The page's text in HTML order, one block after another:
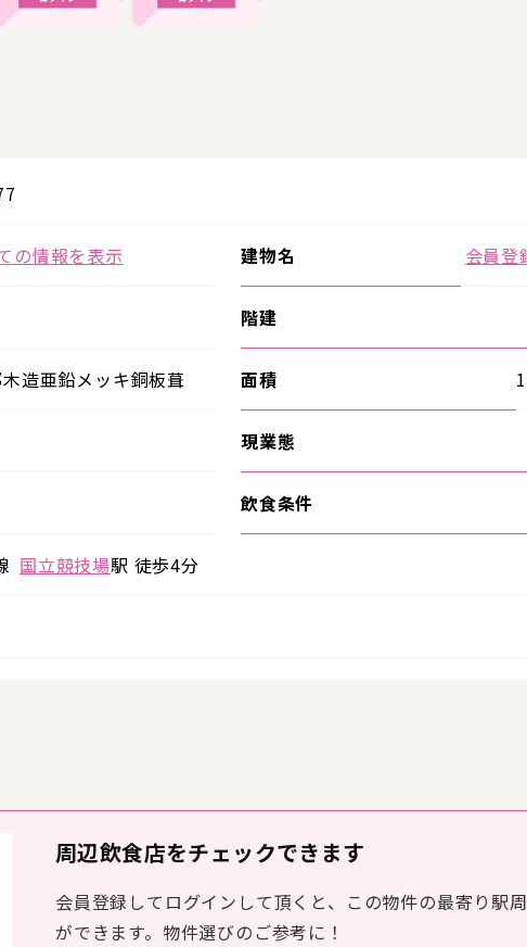
の情報を表示 建物名 会員登
階建
造亜鉛メッキ銅板葺 面積
現業態
飲食条件
国立競技場駅 徒歩4分
周辺飲食店をチェックできます
会員登録してログインして頂くと、この物件の最寄り駅
ができます。物件選びのご参考に！